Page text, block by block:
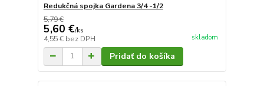
Redukčná spojka Gardena 3/4 -1/2
5,79 €
5,60 €/ks
4,55 € bez DPH skladom
Pridať do košíka